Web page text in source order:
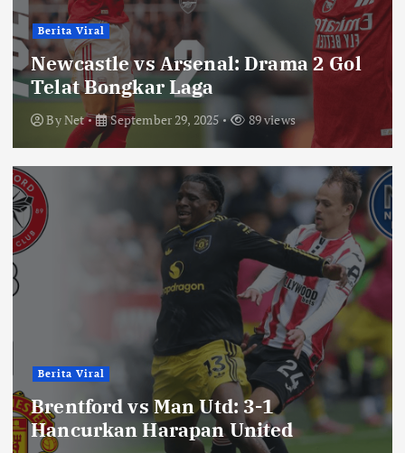
Berita Viral
Newcastle vs Arsenal: Drama 2 Gol
Telat Bongkar Laga
ByNet September 29, 2025 89 views
Berita Viral
Brentford vs Man Utd: 3-1
Hancurkan Harapan United